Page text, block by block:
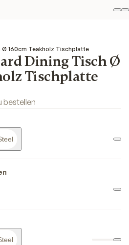
160cm Teakholz Tischplatte
Dining Tisch Ø
Tischplatte
bestellen